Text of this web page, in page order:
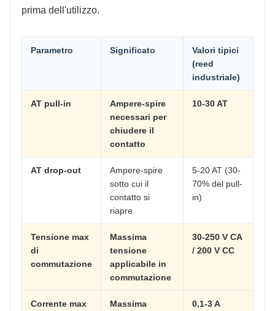
prima dell'utilizzo.
Parametro Significato
Valori tipici
(reed
industriale)
AT pull-in
Ampere-spire
necessari per
chiudere il
contatto
10-30 AT
AT drop-out
Ampere-spire
sotto cui il
contatto si
riapre
5-20 AT (30-
70% del pull-
in)
Tensione max
di
commutazione
Massima
tensione
applicabile in
commutazione
30-250 V CA
/ 200 V CC
Corrente max
Massima
0,1-3 A